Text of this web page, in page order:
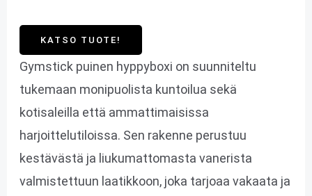
KATSO TUOTE!
Gymstick puinen hyppyboxi on suunniteltu
tukemaan monipuolista kuntoilua sekä
kotisaleilla että ammattimaisissa
harjoittelutiloissa. Sen rakenne perustuu
kestävästä ja liukumattomasta vanerista
valmistettuun laatikkoon, joka tarjoaa vakaata ja